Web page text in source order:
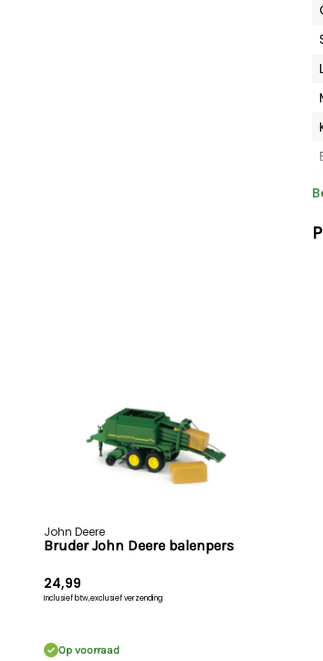
John Deere
Bruder John Deere balenpers
24,99
Inclusief btw,exclusief verzending
Op voorraad